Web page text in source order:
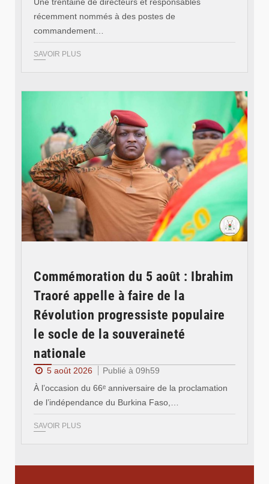
récemment nommés à des postes de
commandement…
SAVOIR PLUS
Commémoration du 5 août : Ibrahim
Traoré appelle à faire de la
Révolution progressiste populaire
le socle de la souveraineté
nationale
5 août 2026
Publié à 09h59
À l’occasion du 66ᵉ anniversaire de la proclamation
de l’indépendance du Burkina Faso,…
SAVOIR PLUS